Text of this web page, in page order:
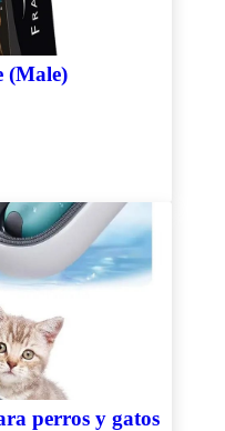
(Male)
perros y gatos